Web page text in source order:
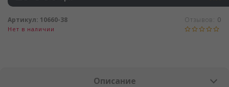
Нет в наличии
Отзывов: 0
Артикул: 10660-38
Описание